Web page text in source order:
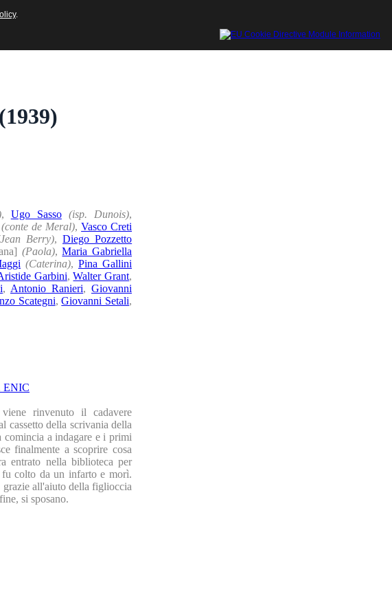
, Ugo Sasso (isp. Dunois),
(conte de Meral),Vasco Creti
Berry), Diego Pozzetto
(Paola),Maria Gabriella
(Caterina), Pina Gallini
Garbini,Walter Grant,
, Antonio Ranieri, Giovanni
Scategni,Giovanni Setali,
ENIC
rinvenuto il cadavere
cassetto della scrivania della
a indagare e i primi
finalmente a scoprire cosa
entrato nella biblioteca per
fu colto da un infarto e morì.
all'aiuto della figlioccia
si sposano.
..